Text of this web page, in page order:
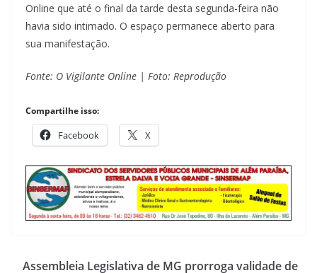
Online que até o final da tarde desta segunda-feira não
havia sido intimado. O espaço permanece aberto para
sua manifestação.
Fonte: O Vigilante Online | Foto: Reprodução
Compartilhe isso:
Facebook X
Assembleia Legislativa de MG prorroga validade de